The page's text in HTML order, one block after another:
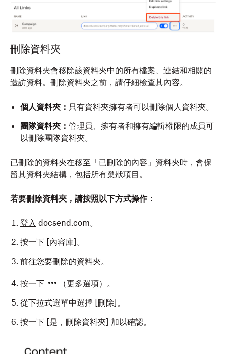
刪除資料夾
刪除資料夾會移除該資料夾中的所有檔案、連結和相關的
造訪資料。刪除資料夾之前，請仔細檢查其內容。
個人資料夾： 只有資料夾擁有者可以刪除個人資料夾。
團隊資料夾： 管理員、擁有者和擁有編輯權限的成員可
以刪除團隊資料夾。
已刪除的資料夾在移至「已刪除的內容」資料夾時，會保
留其資料夾結構，包括所有巢狀項目。
若要刪除資料夾，請按照以下方式操作：
登入 docsend.com。
按一下 [內容庫] 。
前往您要刪除的資料夾。
按一下
（更多選項）。
從下拉式選單中選擇 [刪除] 。
按一下 [是，刪除資料夾] 加以確認。